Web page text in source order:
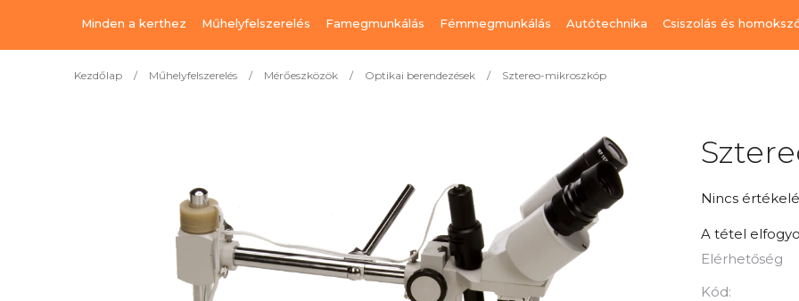
Minden a kerthez Műhelyfelszerelés Famegmunkálás Fémmegmunkálás Autótechnika Csiszolás és
Kezdőlap / Műhelyfelszerelés / Mérőeszközök / Optikai berendezések / Sztereo-mikroszkóp
A
átlagos
értékelése
5-
Nincs
A tétel
Elérhetőség
Kód: